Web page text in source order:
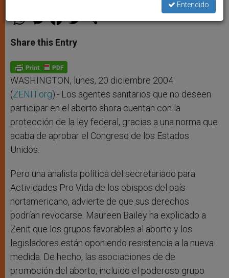
h
t
s
p
p
e
s
e
g
e
r
a
e
b
o
k
w h
Share this Entry
WASHINGTON, lunes, 20 diciembre 2004
(ZENIT.org).- Los agentes sanitarios que no deseen
participar en el aborto ahora cuentan con la
protección de la ley federal, gracias a una norma que
acaba de aprobar el Congreso de los Estados
Unidos.
Pero una analista política del secretariado para
Actividades Pro Vida de los obispos del país
nortamericano, advierte de que sus derechos
podrían revocarse. Maureen Bailey ha explicado a
Zenit que los grupos favorables al aborto y los
legisladores están oponiendo resistencia a la nueva
medida. De hecho, las asociaciones de de
promoción del aborto, incluido el poderoso grupo
Entendido